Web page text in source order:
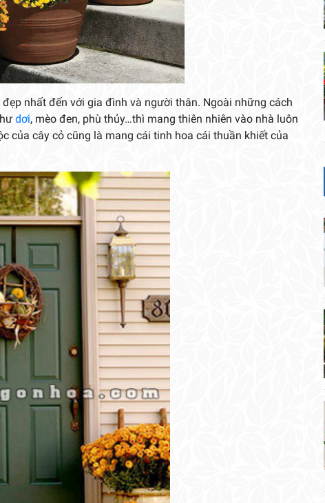
nhất đến với gia đình và người thân. Ngoài những cách
dơi, mèo đen, phù thủy…thì mang thiên nhiên vào nhà luôn
của cây cỏ cũng là mang cái tinh hoa cái thuần khiết của